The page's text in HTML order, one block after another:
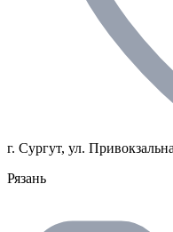
г. Сургут, ул.
Рязань